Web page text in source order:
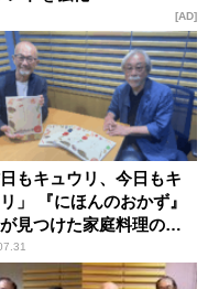
AD
日もキュウリ、今日もキ
」 『にほんのおかず』
見つけた家庭料理の知